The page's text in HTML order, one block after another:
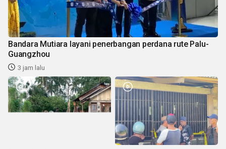
Bandara Mutiara layani penerbangan perdana rute Palu-
Guangzhou
3 jam lalu